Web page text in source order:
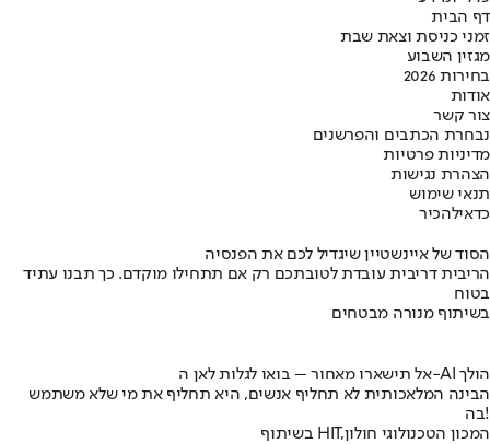
דף הבית
זמני כניסת וצאת שבת
מגזין השבוע
בחירות 2026
אודות
צור קשר
נבחרת הכתבים והפרשנים
מדיניות פרטיות
הצהרת נגישות
תנאי שימוש
כדאילהכיר
הסוד של איינשטיין שיגדיל לכם את הפנסיה
הריבית דריבית עובדת לטובתכם רק אם תתחילו מוקדם. כך תבנו עתיד
בטוח
בשיתוף מנורה מבטחים
אל תישארו מאחור – בואו לגלות לאן ה-AI הולך
הבינה המלאכותית לא תחליף אנשים, היא תחליף את מי שלא משתמש
בה!
בשיתוף HIT,המכון הטכנולוגי חולון